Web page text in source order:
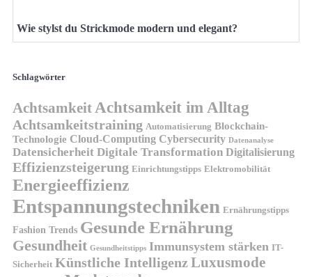
Wie stylst du Strickmode modern und elegant?
Schlagwörter
AchtsamkeitAchtsamkeit im Alltag
Achtsamkeitstraining Automatisierung Blockchain-
Technologie Cloud-Computing Cybersecurity Datenanalyse
Datensicherheit Digitale Transformation Digitalisierung
Effizienzsteigerung Einrichtungstipps Elektromobilität
Energieeffizienz
Entspannungstechniken Ernährungstipps
Fashion Trends Gesunde Ernährung
Gesundheit Gesundheitstipps Immunsystem stärken IT-
Sicherheit Künstliche IntelligenzLuxusmode